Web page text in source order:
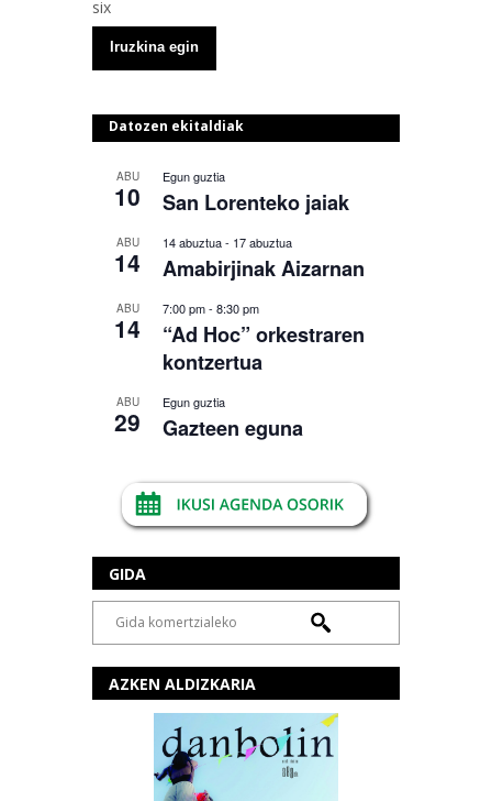
six
Datozen ekitaldiak
ABU
10
Egun guztia
San Lorenteko jaiak
ABU
14
14 abuztua- 17 abuztua
Amabirjinak Aizarnan
ABU
14
7:00 pm- 8:30 pm
“Ad Hoc” orkestraren
kontzertua
ABU
29
Egun guztia
Gazteen eguna
GIDA
AZKEN ALDIZKARIA